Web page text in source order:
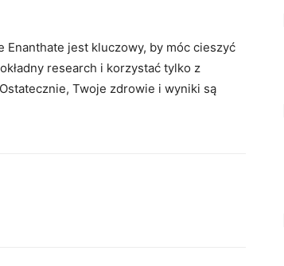
pour
jest kluczowy, by móc cieszyć
research i korzystać tylko z
Twoje zdrowie i wyniki są